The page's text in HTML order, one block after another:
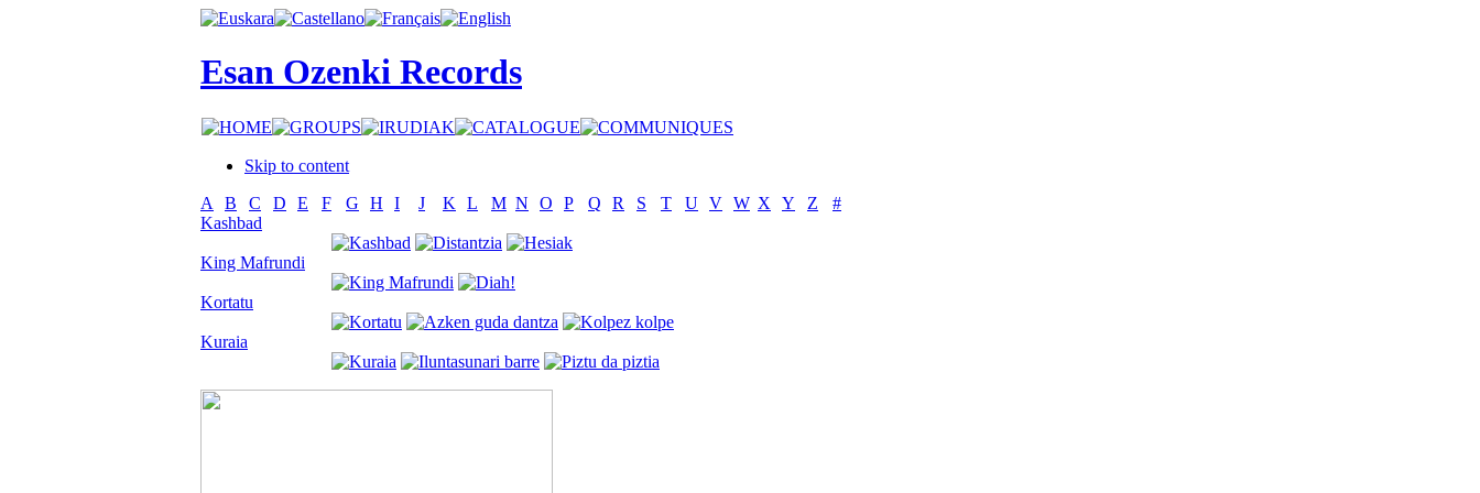
Esan Ozenki Records
Skip to content
A
B C D E F G H I J K L M N O P Q R S T U V W X Y Z
#
Kashbad
King Mafrundi
Kortatu
Kuraia